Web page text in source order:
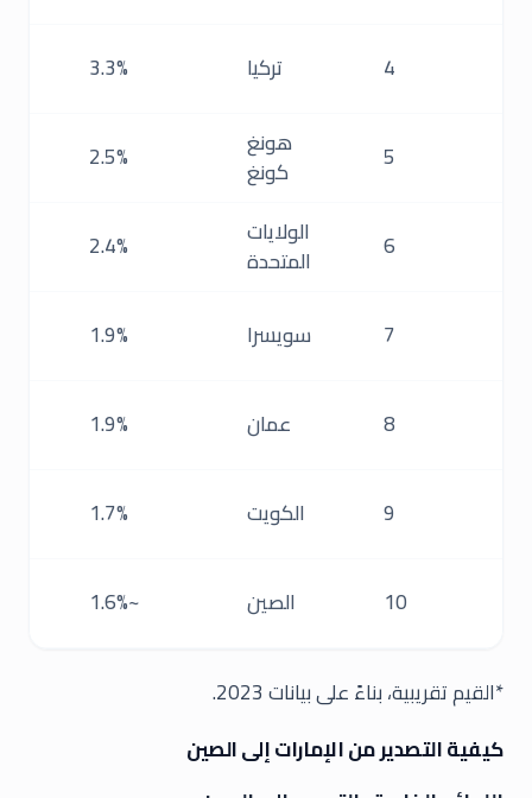
4
تركيا 3.3%
5
هونغ
كونغ 2.5%
6
الولايات
المتحدة 2.4%
7
سويسرا 1.9%
8
عمان 1.9%
9
الكويت 1.7%
10 الصين ~1.6%
*القيم تقريبية، بناءً على بيانات 2023.
كيفية التصدير من الإمارات إلى الصين